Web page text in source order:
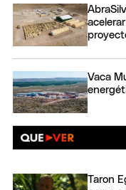
Vaca
Taron